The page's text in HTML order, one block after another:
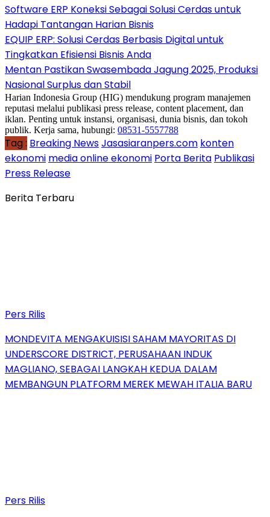
Software ERP Koneksi Sebagai Solusi Cerdas untuk
Hadapi Tantangan Harian Bisnis
EQUIP ERP: Solusi Cerdas Berbasis Digital untuk
Tingkatkan Efisiensi Bisnis Anda
Mentan Pastikan Swasembada Jagung 2025, Produksi
Nasional Surplus dan Stabil
Harian Indonesia Group (HIG) mendukung program manajemen
reputasi melalui publikasi press release, content placement, dan
iklan. Penting untuk instansi, organisasi, dunia bisnis, dan tokoh
publik. Kerja sama, hubungi: 08531-5557788
Tag : Breaking NewsJasasiaranpers.com konten
ekonomi media online ekonomi Porta Berita Publikasi
Press Release
Berita Terbaru
Pers Rilis
MONDEVITA MENGAKUISISI SAHAM MAYORITAS DI
UNDERSCORE DISTRICT, PERUSAHAAN INDUK
MAGLIANO, SEBAGAI LANGKAH KEDUA DALAM
MEMBANGUN PLATFORM MEREK MEWAH ITALIA BARU
Pers Rilis